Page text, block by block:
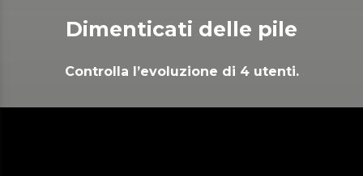
Dimenticati delle pile
Controlla l’evoluzione di 4 utenti.